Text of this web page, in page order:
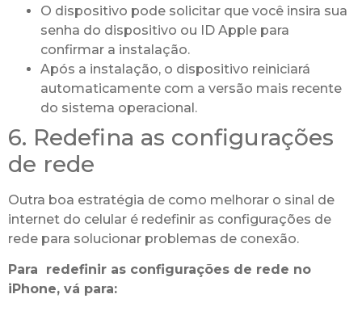
O dispositivo pode solicitar que você insira sua
senha do dispositivo ou ID Apple para
confirmar a instalação.
Após a instalação, o dispositivo reiniciará
automaticamente com a versão mais recente
do sistema operacional.
6. Redefina as configurações
de rede
Outra boa estratégia de como melhorar o sinal de
internet do celular é redefinir as configurações de
rede para solucionar problemas de conexão.
Para redefinir as configurações de rede no
iPhone, vá para: